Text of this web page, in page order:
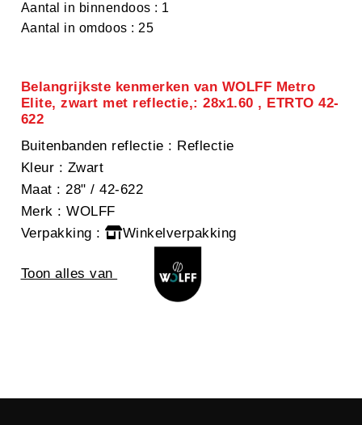
Aantal in binnendoos : 1
Aantal in omdoos : 25
Belangrijkste kenmerken van WOLFF Metro
Elite, zwart met reflectie,: 28x1.60 , ETRTO 42-
622
Buitenbanden reflectie : Reflectie
Kleur : Zwart
Maat : 28" / 42-622
Merk : WOLFF
Verpakking : Winkelverpakking
Toon alles van